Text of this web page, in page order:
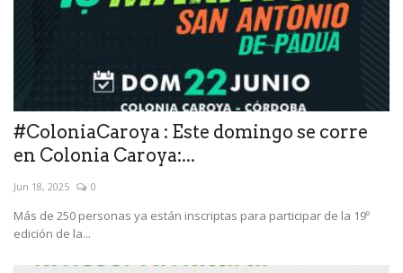
#ColoniaCaroya : Este domingo se corre
en Colonia Caroya:...
Jun 18, 2025 0
Más de 250 personas ya están inscriptas para participar de la 19º
edición de la...